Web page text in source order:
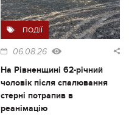
ПОДІЇ
06.08.26
На Рівненщині 62-річний
чоловік після спалювання
стерні потрапив в
реанімацію